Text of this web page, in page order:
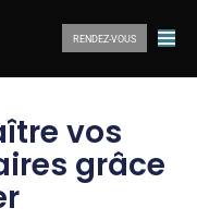
RENDEZ-VOUS
vos
grâce